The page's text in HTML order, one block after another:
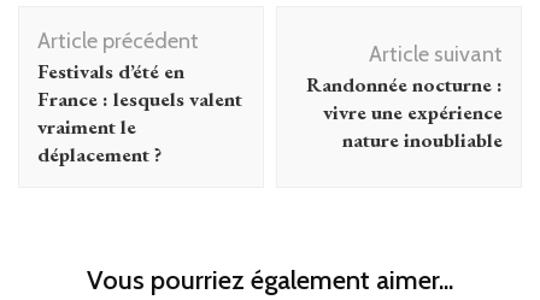
Navigation
d'article
Article précédent
Festivals d’été en
France : lesquels valent
vraiment le
déplacement ?
Article suivant
Randonnée nocturne :
vivre une expérience
nature inoubliable
Vous pourriez également aimer...